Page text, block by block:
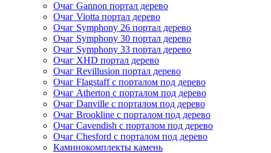
Очаг Gannon портал дерево
Очаг Viotta портал дерево
Очаг Symphony 26 портал дерево
Очаг Symphony 30 портал дерево
Очаг Symphony 33 портал дерево
Очаг XHD портал дерево
Очаг Revillusion портал дерево
Очаг Flagstaff с порталом под дерево
Очаг Atherton с порталом под дерево
Очаг Danville с порталом под дерево
Очаг Brookline с порталом под дерево
Очаг Cavendish с порталом под дерево
Очаг Chesford с порталом под дерево
Каминокомплекты камень